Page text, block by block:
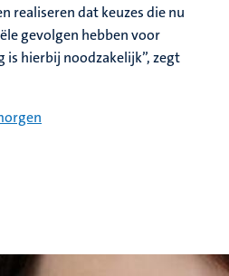
realiseren dat keuzes die nu
gevolgen hebben voor
is hierbij noodzakelijk”, zegt